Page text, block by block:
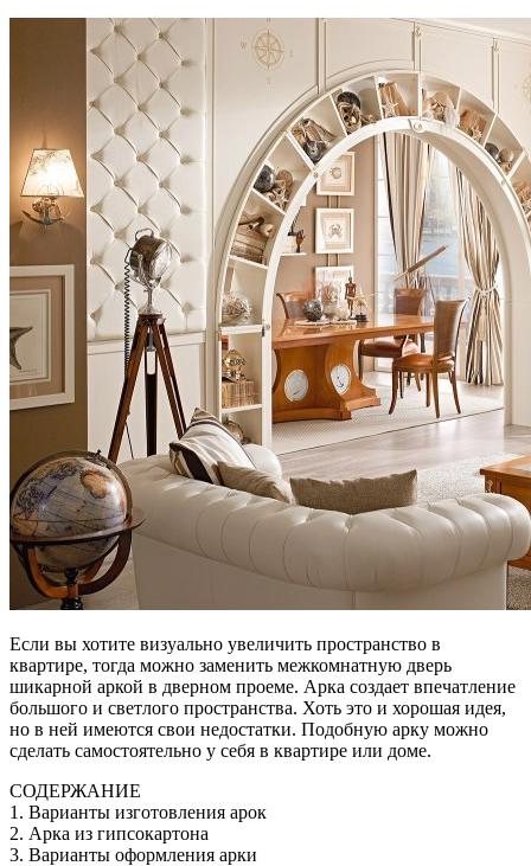
Если вы хотите визуально увеличить пространство в
квартире, тогда можно заменить межкомнатную дверь
шикарной аркой в дверном проеме. Арка создает впечатление
большого и светлого пространства. Хоть это и хорошая идея,
но в ней имеются свои недостатки. Подобную арку можно
сделать самостоятельно у себя в квартире или доме.
СОДЕРЖАНИЕ
1. Варианты изготовления арок
2. Арка из гипсокартона
3. Варианты оформления арки